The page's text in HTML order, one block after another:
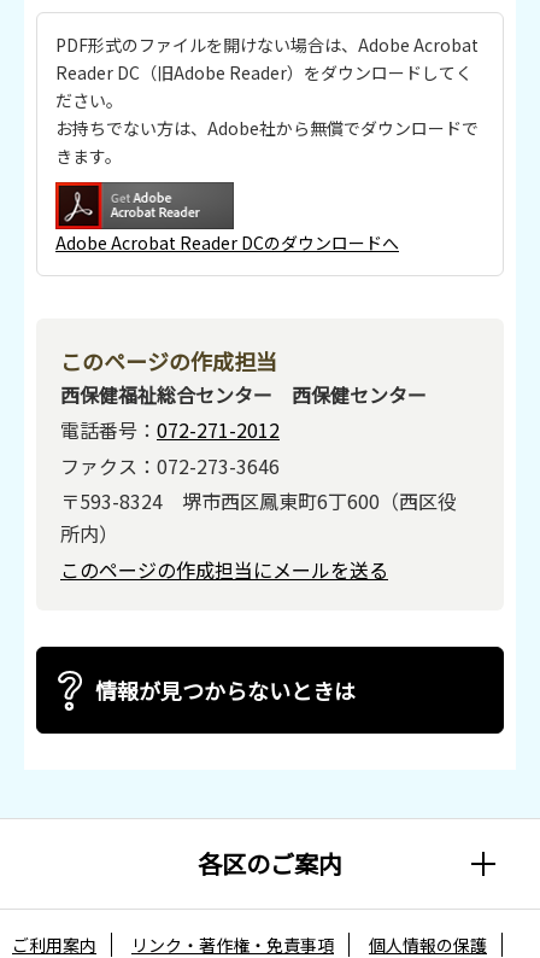
PDF形式のファイルを開けない場合は、Adobe Acrobat
Reader DC（旧Adobe Reader）をダウンロードしてく
ださい。
お持ちでない方は、Adobe社から無償でダウンロードで
きます。
Adobe Acrobat Reader DCのダウンロードへ
このページの作成担当
西保健福祉総合センター 西保健センター
電話番号： 072-271-2012
ファクス：072-273-3646
〒593-8324 堺市西区鳳東町6丁600（西区役
所内）
このページの作成担当にメールを送る
情報が見つからないときは
各区のご案内
ご利用案内 リンク・著作権・免責事項 個人情報の保護